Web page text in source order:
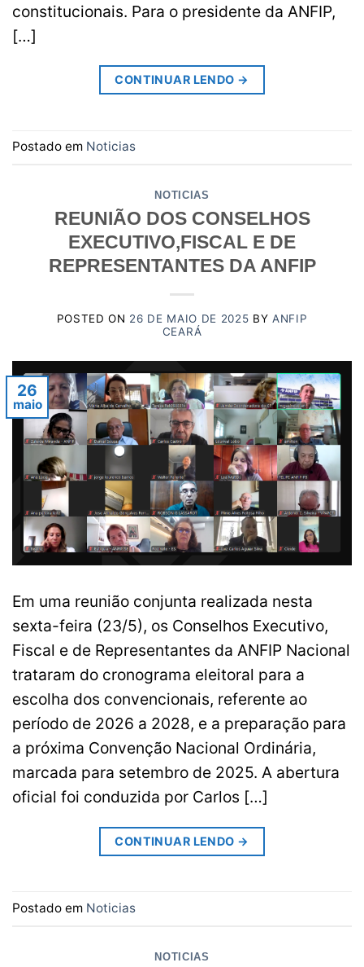
constitucionais. Para o presidente da ANFIP,
[…]
CONTINUAR LENDO →
Postado em Noticias
NOTICIAS
REUNIÃO DOS CONSELHOS
EXECUTIVO,FISCAL E DE
REPRESENTANTES DA ANFIP
POSTED ON 26 DE MAIO DE 2025 BYANFIP
CEARÁ
26
maio
Em uma reunião conjunta realizada nesta
sexta-feira (23/5), os Conselhos Executivo,
Fiscal e de Representantes da ANFIP Nacional
trataram do cronograma eleitoral para a
escolha dos convencionais, referente ao
período de 2026 a 2028, e a preparação para
a próxima Convenção Nacional Ordinária,
marcada para setembro de 2025. A abertura
oficial foi conduzida por Carlos […]
CONTINUAR LENDO →
Postado em Noticias
NOTICIAS